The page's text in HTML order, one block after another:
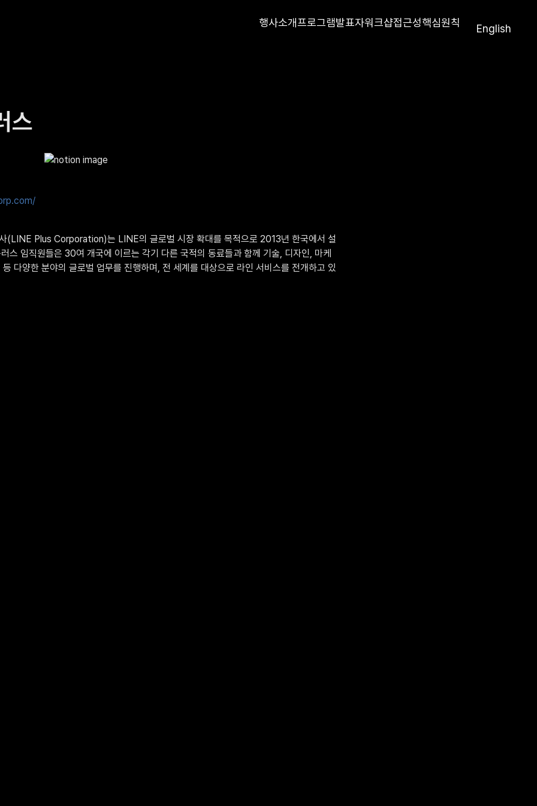
행사소개프로그램발표자워크샵접근성핵심원칙 English
스
(LINE Plus Corporation)는 LINE의 글로벌 시장 확대를 목적으로 2013년 한국에서 설
스 임직원들은 30여 개국에 이르는 각기 다른 국적의 동료들과 함께 기술, 디자인, 마케
다양한 분야의 글로벌 업무를 진행하며, 전 세계를 대상으로 라인 서비스를 전개하고 있